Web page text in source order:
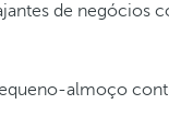
de negócios
almoço